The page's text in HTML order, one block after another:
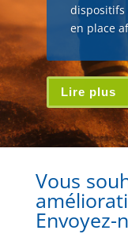
dispositifs
en place
Lire plus
Vous
Envoyez-